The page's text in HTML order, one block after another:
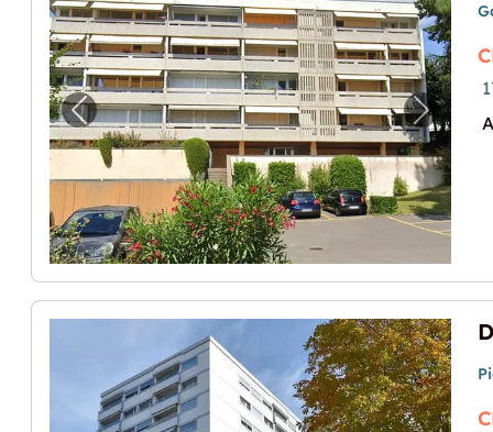
Image précédente pour "Quartier Image